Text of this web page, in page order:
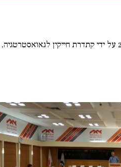
יום עיון לציון 150 שנה לפתיחת תעלת סואץ נערך באוניברסיטת חיפה